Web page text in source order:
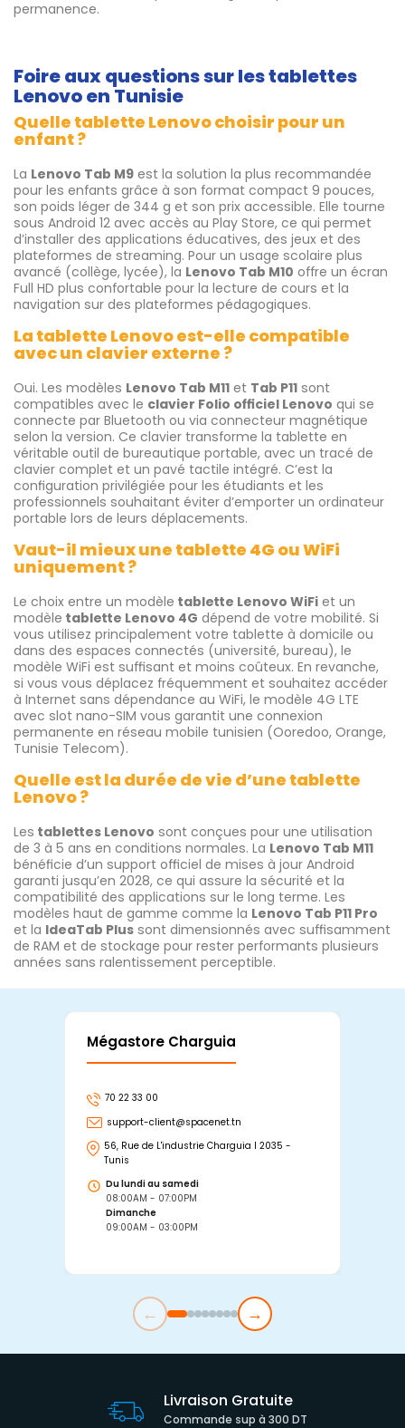
permanence.
Foire aux questions sur les tablettes
Lenovo en Tunisie
Quelle tablette Lenovo choisir pour un
enfant ?
La Lenovo Tab M9 est la solution la plus recommandée
pour les enfants grâce à son format compact 9 pouces,
son poids léger de 344 g et son prix accessible. Elle tourne
sous Android 12 avec accès au Play Store, ce qui permet
d’installer des applications éducatives, des jeux et des
plateformes de streaming. Pour un usage scolaire plus
avancé (collège, lycée), la Lenovo Tab M10 offre un écran
Full HD plus confortable pour la lecture de cours et la
navigation sur des plateformes pédagogiques.
La tablette Lenovo est-elle compatible
avec un clavier externe ?
Oui. Les modèles Lenovo Tab M11 et Tab P11 sont
compatibles avec le clavier Folio officiel Lenovo qui se
connecte par Bluetooth ou via connecteur magnétique
selon la version. Ce clavier transforme la tablette en
véritable outil de bureautique portable, avec un tracé de
clavier complet et un pavé tactile intégré. C’est la
configuration privilégiée pour les étudiants et les
professionnels souhaitant éviter d’emporter un ordinateur
portable lors de leurs déplacements.
Vaut-il mieux une tablette 4G ou WiFi
uniquement ?
Le choix entre un modèle tablette Lenovo WiFi et un
modèle tablette Lenovo 4G dépend de votre mobilité. Si
vous utilisez principalement votre tablette à domicile ou
dans des espaces connectés (université, bureau), le
modèle WiFi est suffisant et moins coûteux. En revanche,
si vous vous déplacez fréquemment et souhaitez accéder
à Internet sans dépendance au WiFi, le modèle 4G LTE
avec slot nano-SIM vous garantit une connexion
permanente en réseau mobile tunisien (Ooredoo, Orange,
Tunisie Telecom).
Quelle est la durée de vie d’une tablette
Lenovo ?
Les tablettes Lenovo sont conçues pour une utilisation
de 3 à 5 ans en conditions normales. La Lenovo Tab M11
bénéficie d’un support officiel de mises à jour Android
garanti jusqu’en 2028, ce qui assure la sécurité et la
compatibilité des applications sur le long terme. Les
modèles haut de gamme comme la Lenovo Tab P11 Pro
et la IdeaTab Plus sont dimensionnés avec suffisamment
de RAM et de stockage pour rester performants plusieurs
années sans ralentissement perceptible.
Mégastore Charguia
70 22 33 00
support-client@spacenet.tn
56, Rue de L'industrie Charguia I 2035 -
Tunis
Du lundi au samedi
08:00AM - 07:00PM
Dimanche
09:00AM - 03:00PM
← →
Livraison Gratuite
Commande sup à 300 DT